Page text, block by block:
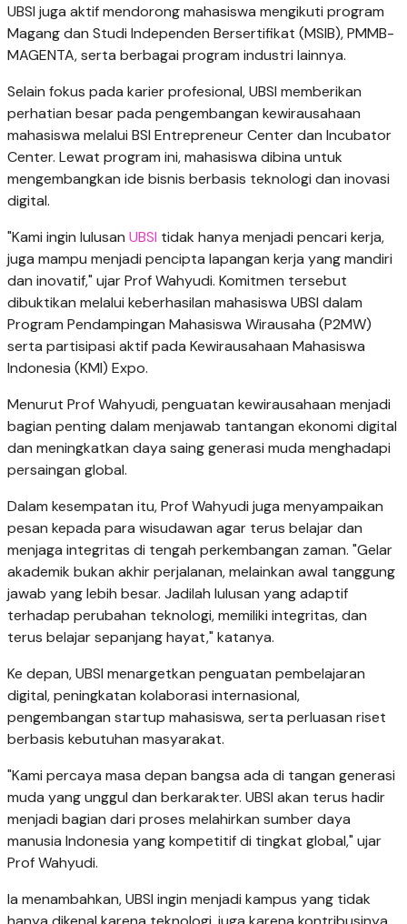
UBSI juga aktif mendorong mahasiswa mengikuti program
Magang dan Studi Independen Bersertifikat (MSIB), PMMB-
MAGENTA, serta berbagai program industri lainnya.
Selain fokus pada karier profesional, UBSI memberikan
perhatian besar pada pengembangan kewirausahaan
mahasiswa melalui BSI Entrepreneur Center dan Incubator
Center. Lewat program ini, mahasiswa dibina untuk
mengembangkan ide bisnis berbasis teknologi dan inovasi
digital.
"Kami ingin lulusan UBSI tidak hanya menjadi pencari kerja,
juga mampu menjadi pencipta lapangan kerja yang mandiri
dan inovatif," ujar Prof Wahyudi. Komitmen tersebut
dibuktikan melalui keberhasilan mahasiswa UBSI dalam
Program Pendampingan Mahasiswa Wirausaha (P2MW)
serta partisipasi aktif pada Kewirausahaan Mahasiswa
Indonesia (KMI) Expo.
Menurut Prof Wahyudi, penguatan kewirausahaan menjadi
bagian penting dalam menjawab tantangan ekonomi digital
dan meningkatkan daya saing generasi muda menghadapi
persaingan global.
Dalam kesempatan itu, Prof Wahyudi juga menyampaikan
pesan kepada para wisudawan agar terus belajar dan
menjaga integritas di tengah perkembangan zaman. "Gelar
akademik bukan akhir perjalanan, melainkan awal tanggung
jawab yang lebih besar. Jadilah lulusan yang adaptif
terhadap perubahan teknologi, memiliki integritas, dan
terus belajar sepanjang hayat," katanya.
Ke depan, UBSI menargetkan penguatan pembelajaran
digital, peningkatan kolaborasi internasional,
pengembangan startup mahasiswa, serta perluasan riset
berbasis kebutuhan masyarakat.
"Kami percaya masa depan bangsa ada di tangan generasi
muda yang unggul dan berkarakter. UBSI akan terus hadir
menjadi bagian dari proses melahirkan sumber daya
manusia Indonesia yang kompetitif di tingkat global," ujar
Prof Wahyudi.
Ia menambahkan, UBSI ingin menjadi kampus yang tidak